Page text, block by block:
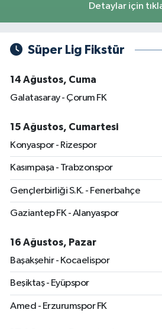
Detaylar için
Süper Lig Fikstür
14 Ağustos, Cuma
Galatasaray - Çorum FK
15 Ağustos, Cumartesi
Konyaspor - Rizespor
Kasımpaşa - Trabzonspor
Gençlerbirliği S.K. - Fenerbahçe
Gaziantep FK - Alanyaspor
16 Ağustos, Pazar
Başakşehir - Kocaelispor
Beşiktaş - Eyüpspor
Amed - Erzurumspor FK